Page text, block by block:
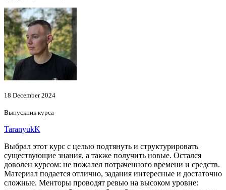
18 December 2024
Выпускник курса
TaranyukK
Выбрал этот курс с целью подтянуть и структурировать
существующие знания, а также получить новые. Остался
доволен курсом: не пожалел потраченного времени и средств.
Материал подается отлично, задания интересные и достаточно
сложные. Менторы проводят ревью на высоком уровне: